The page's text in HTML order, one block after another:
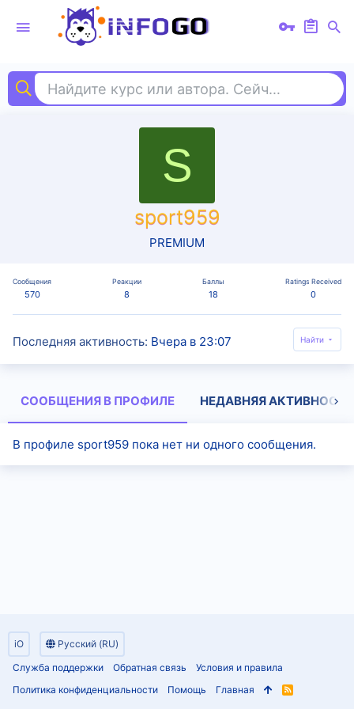
Найдите курс или автора. Сейчас ищут
S
sport959
PREMIUM
Сообщения
570
Реакции
8
Баллы
18
Ratings Received
0
Последняя активность Вчера в 23:07 Найти
СООБЩЕНИЯ В ПРОФИЛЕ НЕДАВНЯЯ АКТИВНОСТЬ
В профиле sport959 пока нет ни одного сообщения.
iO
Русский (RU)
Служба поддержки
Обратная связь
Условия и правила
Политика конфиденциальности
Помощь Главная
R